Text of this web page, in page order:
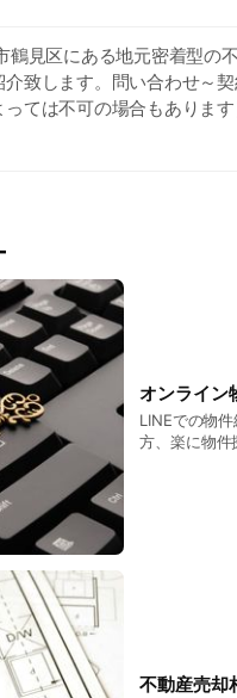
鶴見区にある地元密着型の
致します。問い合わせ～
ては不可の場合もありま
オンライン
LINEでの物
方、楽に物件探しをされたい
不動産売却